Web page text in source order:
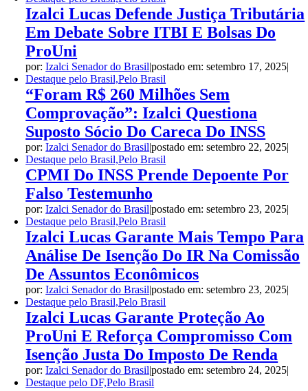
Izalci Lucas Defende Justiça Tributária
Em Debate Sobre ITBI E Bolsas Do
ProUni
por:Izalci Senador do Brasil|postado em: setembro 17, 2025|
Destaque pelo Brasil,Pelo Brasil
“Foram R$ 260 Milhões Sem
Comprovação”: Izalci Questiona
Suposto Sócio Do Careca Do INSS
por:Izalci Senador do Brasil|postado em: setembro 22, 2025|
Destaque pelo Brasil,Pelo Brasil
CPMI Do INSS Prende Depoente Por
Falso Testemunho
por:Izalci Senador do Brasil|postado em: setembro 23, 2025|
Destaque pelo Brasil,Pelo Brasil
Izalci Lucas Garante Mais Tempo Para
Análise De Isenção Do IR Na Comissão
De Assuntos Econômicos
por:Izalci Senador do Brasil|postado em: setembro 23, 2025|
Destaque pelo Brasil,Pelo Brasil
Izalci Lucas Garante Proteção Ao
ProUni E Reforça Compromisso Com
Isenção Justa Do Imposto De Renda
por:Izalci Senador do Brasil|postado em: setembro 24, 2025|
Destaque pelo DF,Pelo Brasil